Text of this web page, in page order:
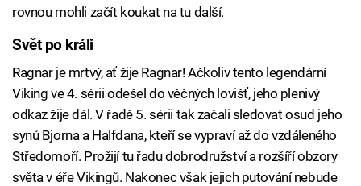
rovnou mohli začít koukat na tu další.
Svět po králi
Ragnar je mrtvý, ať žije Ragnar! Ačkoliv tento legendární
Viking ve 4. sérii odešel do věčných lovišť, jeho plenivý
odkaz žije dál. V řadě 5. sérii tak začali sledovat osud jeho
synů Bjorna a Halfdana, kteří se vypraví až do vzdáleného
Středomoří. Prožijí tu řadu dobrodružství a rozšíří obzory
světa v éře Vikingů. Nakonec však jejich putování nebude